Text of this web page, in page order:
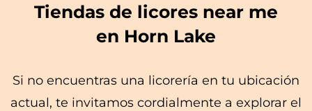
Tiendas de licores near me
en Horn Lake
Si no encuentras una licorería en tu ubicación
actual, te invitamos cordialmente a explorar el